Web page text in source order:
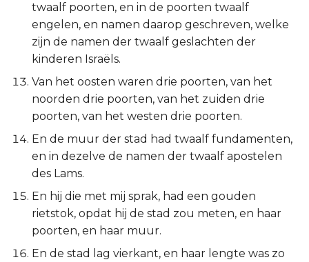
Hoséa
Joël
Amos
Obadja
Jona
Micha
Nahum
twaalf poorten, en in de poorten twaalf
engelen, en namen daarop geschreven, welke
zijn de namen der twaalf geslachten der
kinderen Israëls.
Van het oosten waren drie poorten, van het
noorden drie poorten, van het zuiden drie
poorten, van het westen drie poorten.
En de muur der stad had twaalf fundamenten,
en in dezelve de namen der twaalf apostelen
des Lams.
En hij die met mij sprak, had een gouden
rietstok, opdat hij de stad zou meten, en haar
poorten, en haar muur.
En de stad lag vierkant, en haar lengte was zo